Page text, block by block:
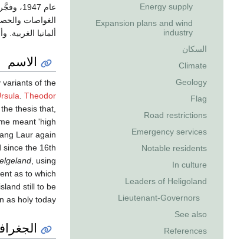
Energy supply
Expansion plans and wind
industry
السكان
Climate
Geology
Flag
Road restrictions
Emergency services
Notable residents
In culture
Leaders of Heligoland
Lieutenant-Governors
See also
References
ألمانيا الغربية.
الاسم
variants of the
. Theodor
thesis that,
meant 'high
Laur again
since the 16th
, using
as to which
still to be
as holy today.